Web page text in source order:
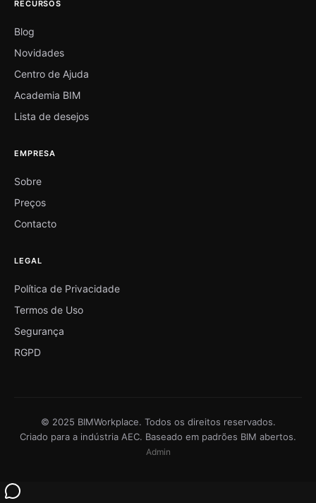
RECURSOS
Blog
Novidades
Centro de Ajuda
Academia BIM
Lista de desejos
EMPRESA
Sobre
Preços
Contacto
LEGAL
Política de Privacidade
Termos de Uso
Segurança
RGPD
© 2025 BIMWorkplace. Todos os direitos reservados.
Criado para a indústria AEC. Baseado em padrões BIM abertos.
Admin